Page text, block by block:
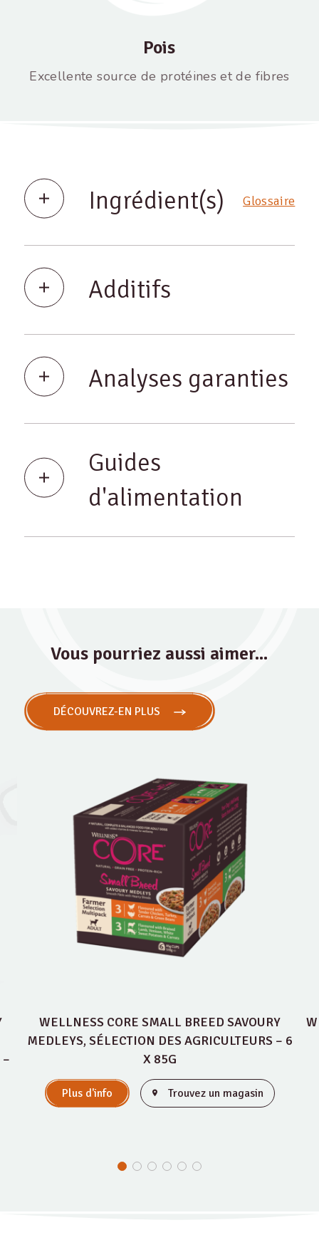
Pois
Excellente source de protéines et de fibres
Ingrédient(s) Glossaire
Additifs
Analyses garanties
Guides
d'alimentation
Vous pourriez aussi aimer...
DÉCOUVREZ-EN PLUS
–
WELLNESS CORE SMALL BREED SAVOURY
MEDLEYS, SÉLECTION DES AGRICULTEURS – 6
X 85G
Plus d'info Trouvez un magasin